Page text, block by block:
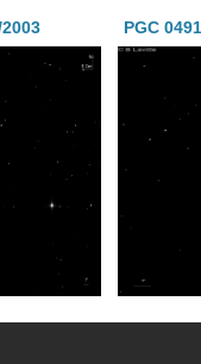
PGC